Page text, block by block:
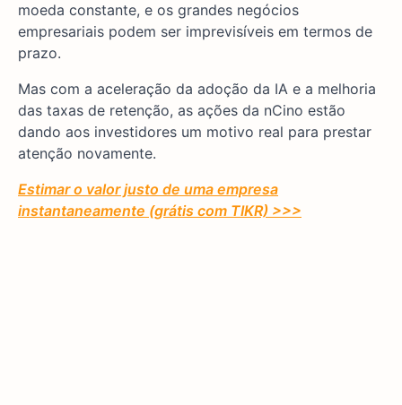
moeda constante, e os grandes negócios
empresariais podem ser imprevisíveis em termos de
prazo.
Mas com a aceleração da adoção da IA e a melhoria
das taxas de retenção, as ações da nCino estão
dando aos investidores um motivo real para prestar
atenção novamente.
Estimar o valor justo de uma empresa
instantaneamente (grátis com TIKR) >>>